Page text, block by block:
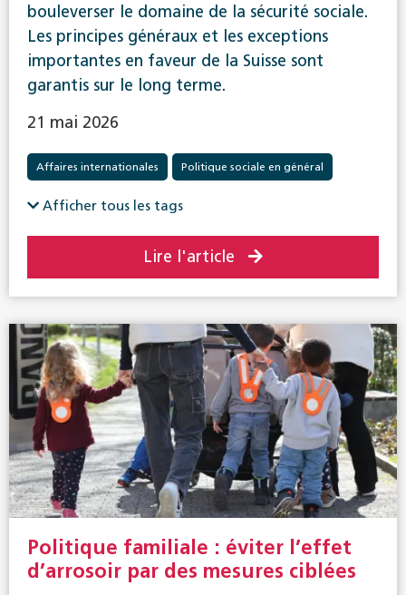
bouleverser le domaine de la sécurité sociale.
Les principes généraux et les exceptions
importantes en faveur de la Suisse sont
garantis sur le long terme.
21 mai 2026
Affaires internationales Politique sociale en général
Afficher tous les tags
Lire l'article
Politique familiale : éviter l’effet
d’arrosoir par des mesures ciblées